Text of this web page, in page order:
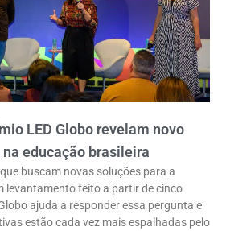
LED Globo revelam novo
educação brasileira
buscam novas soluções para a
levantamento feito a partir de cinco
ajuda a responder essa pergunta e
estão cada vez mais espalhadas pelo